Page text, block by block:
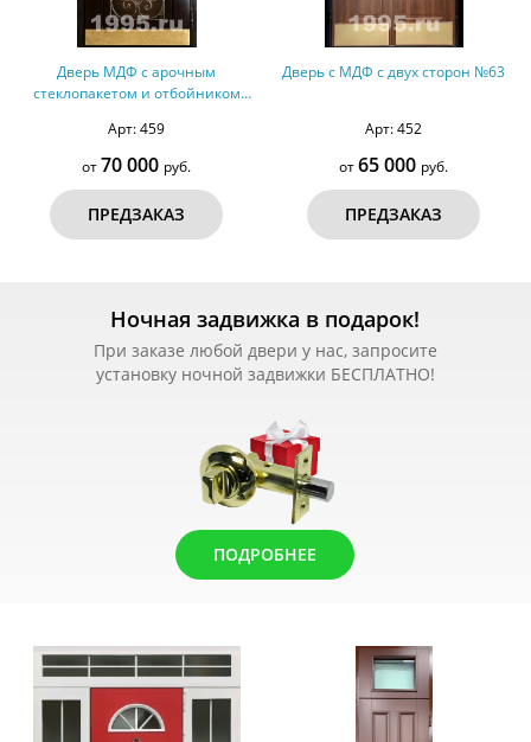
Дверь МДФ с арочным
стеклопакетом и отбойником
Арт: 459
от70 000 руб.
ПРЕДЗАКАЗ
Дверь с МДФ с двух сторон №63
Арт: 452
от65 000 руб.
ПРЕДЗАКАЗ
Ночная задвижка в подарок!
При заказе любой двери у нас, запросите
установку ночной задвижки БЕСПЛАТНО!
ПОДРОБНЕЕ